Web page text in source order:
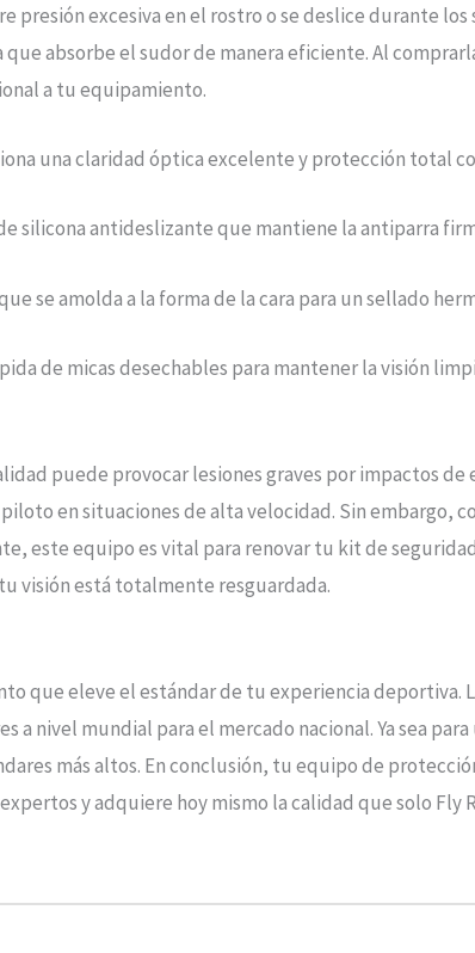
presión excesiva en el rostro o se deslice durante
absorbe el sudor de manera eficiente. Al
a tu equipamiento.
una claridad óptica excelente y protección total
silicona antideslizante que mantiene la antiparra
se amolda a la forma de la cara para un sellado
de micas desechables para mantener la visión
puede provocar lesiones graves por impactos
en situaciones de alta velocidad. Sin embargo,
este equipo es vital para renovar tu kit de
visión está totalmente resguardada.
que eleve el estándar de tu experiencia deportiva.
a nivel mundial para el mercado nacional. Ya sea
más altos. En conclusión, tu equipo de
y adquiere hoy mismo la calidad que solo Fly